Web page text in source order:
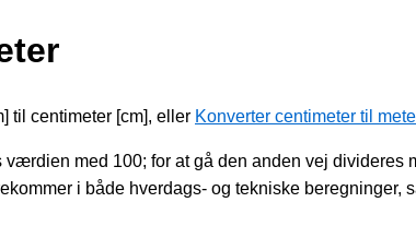
til centimeter [cm], eller Konverter centimeter til
med 100; for at gå den anden vej divideres
i både hverdags- og tekniske beregninger,